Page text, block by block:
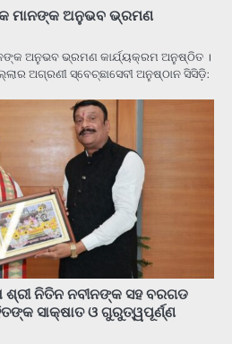
ମାନଙ୍କ ଅନୁଭବ ଭ୍ରମଣ
ଅନୁଭବ ଭ୍ରମଣ କାର୍ଯ୍ୟକ୍ରମ ଅନୁଷ୍ଠିତ ।
ଅଗ୍ରଣୀ ସ୍ବେଚ୍ଛାସେବୀ ଅନୁଷ୍ଠାନ ସିସିଡ଼ି:
ନିତିନ ନବୀନଙ୍କ ସହ ବରଗଡ
ସାକ୍ଷାତ ଓ ଗୁରୁତ୍ୱପୂର୍ଣ୍ଣ